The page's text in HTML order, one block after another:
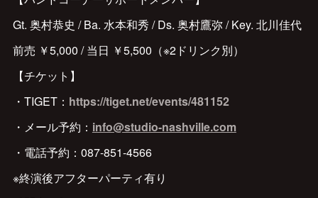
Gt. 奥村恭史 / Ba. 水本和秀 / Ds. 奥村鷹弥 / Key. 北川佳代
前売 ￥5,000 / 当日 ￥5,500（※2ドリンク別）
【チケット】
・TIGET： https://tiget.net/events/481152
・メール予約： info@studio-nashville.com
・電話予約：087-851-4566
※終演後アフターパーティ有り